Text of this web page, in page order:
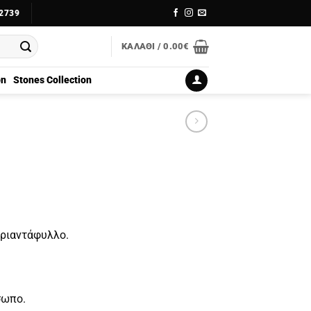
ΚΑΛΆΘΙ /0.00€
Stones Collection